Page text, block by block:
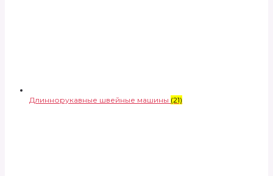
Длиннорукавные швейные машины (21)